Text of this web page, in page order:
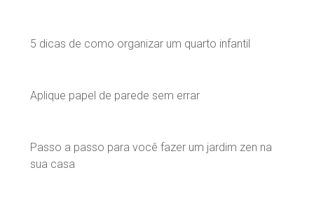
5 dicas de como organizar um quarto infantil
Aplique papel de parede sem errar
Passo a passo para você fazer um jardim zen na
sua casa